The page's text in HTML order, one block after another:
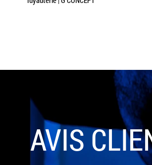
AVIS